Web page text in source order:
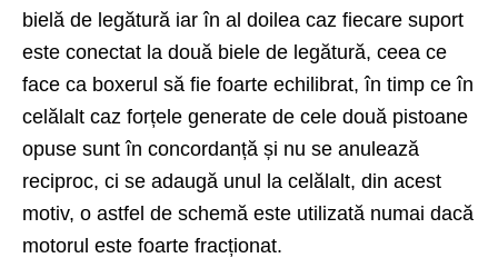
bielă de legătură iar în al doilea caz fiecare suport
este conectat la două biele de legătură, ceea ce
face ca boxerul să fie foarte echilibrat, în timp ce în
celălalt caz forțele generate de cele două pistoane
opuse sunt în concordanță și nu se anulează
reciproc, ci se adaugă unul la celălalt, din acest
motiv, o astfel de schemă este utilizată numai dacă
motorul este foarte fracționat.